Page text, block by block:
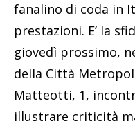
fanalino di coda in
prestazioni. E’ la
giovedì prossimo,
della Città
Matteotti, 1,
illustrare criticità